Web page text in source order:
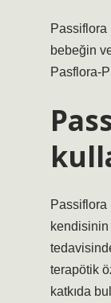
Passiflora
bebeğin
Pasflora-
Passiflora
kendisinin
terapötik
katkıda